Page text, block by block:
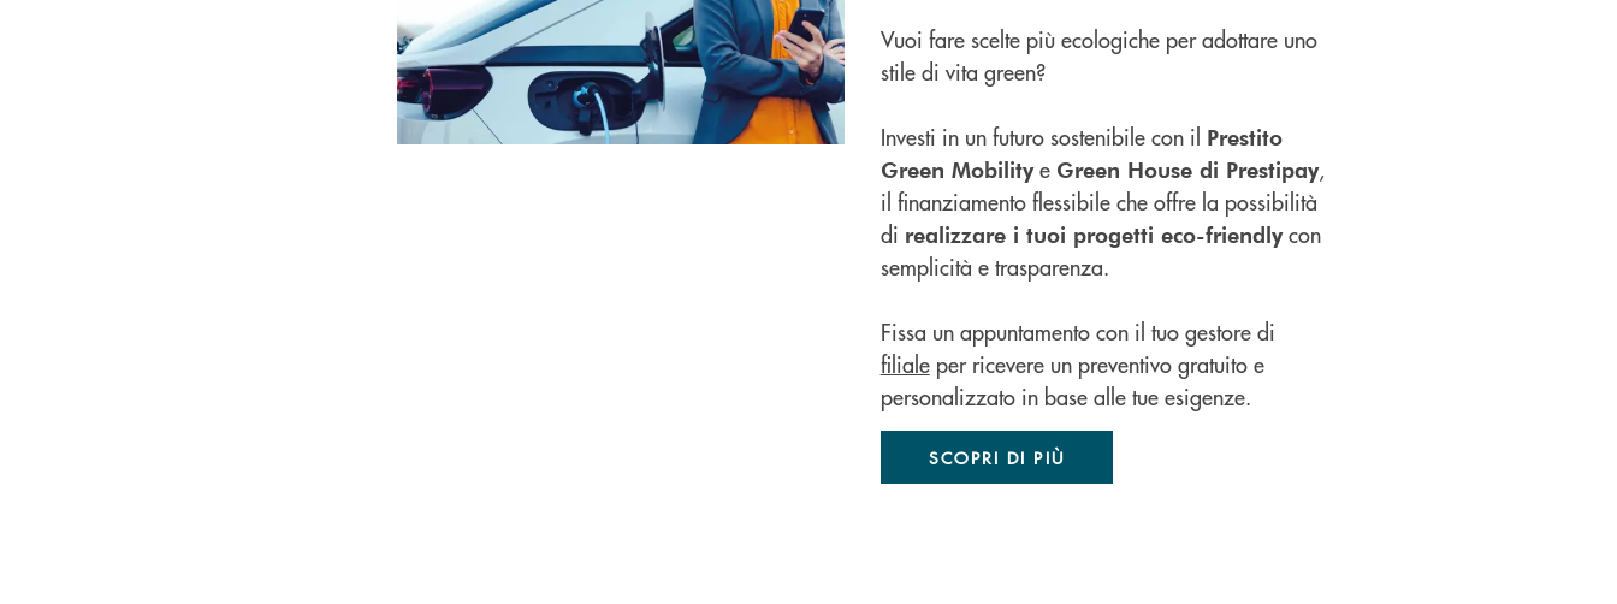
Vuoi fare scelte più ecologiche per adottare uno
stile di vita green?
Investi in un futuro sostenibile con il Prestito
Green Mobilitye Green House di Prestipay,
il finanziamento flessibile che offre la possibilità
di realizzare i tuoi progetti eco-friendly con
semplicità e trasparenza.
Fissa un appuntamento con il tuo gestore di
filialeper ricevere un preventivo gratuito e
personalizzato in base alle tue esigenze.
SCOPRI DI PIÙ